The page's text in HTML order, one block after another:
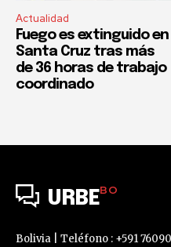
Actualidad
Fuego es extinguido en
Santa Cruz tras más
de 36 horas de trabajo
coordinado
URBEBO
Bolivia | Teléfono : +591